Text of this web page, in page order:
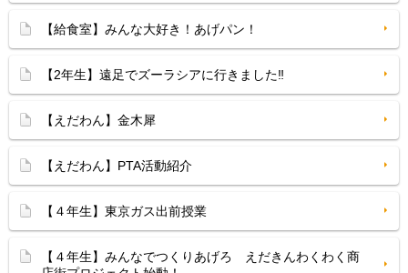
【給食室】みんな大好き！あげパン！
【2年生】遠足でズーラシアに行きました‼
【えだわん】金木犀
【えだわん】PTA活動紹介
【４年生】東京ガス出前授業
【４年生】みんなでつくりあげろ えだきんわくわく商